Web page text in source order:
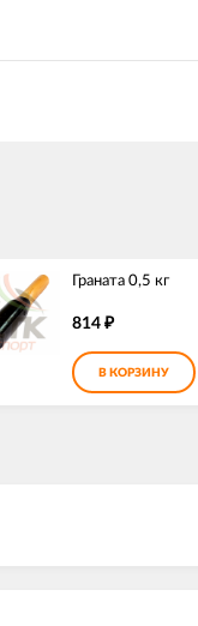
Граната 0,5 кг
814 ₽
В КОРЗИНУ